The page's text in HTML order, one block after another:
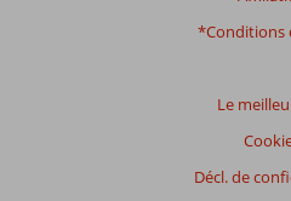
*Conditions
Le
Décl. de